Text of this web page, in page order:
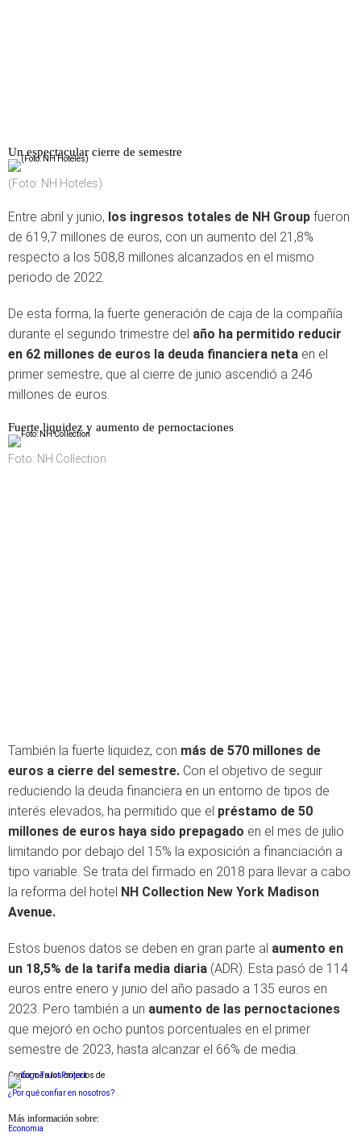
Un espectacular cierre de semestre
(Foto: NH Hoteles)
Entre abril y junio, los ingresos totales de NH Group fueron
de 619,7 millones de euros, con un aumento del 21,8%
respecto a los 508,8 millones alcanzados en el mismo
periodo de 2022.
De esta forma, la fuerte generación de caja de la compañía
durante el segundo trimestre del año ha permitido reducir
en 62 millones de euros la deuda financiera neta en el
primer semestre, que al cierre de junio ascendió a 246
millones de euros.
Fuerte liquidez y aumento de pernoctaciones
Foto: NH Collection
También la fuerte liquidez, con más de 570 millones de
euros a cierre del semestre. Con el objetivo de seguir
reduciendo la deuda financiera en un entorno de tipos de
interés elevados, ha permitido que el préstamo de 50
millones de euros haya sido prepagado en el mes de julio
limitando por debajo del 15% la exposición a financiación a
tipo variable. Se trata del firmado en 2018 para llevar a cabo
la reforma del hotel NH Collection New York Madison
Avenue.
Estos buenos datos se deben en gran parte al aumento en
un 18,5% de la tarifa media diaria (ADR). Esta pasó de 114
euros entre enero y junio del año pasado a 135 euros en
2023. Pero también a un aumento de las pernoctaciones
que mejoró en ocho puntos porcentuales en el primer
semestre de 2023, hasta alcanzar el 66% de media.
Conforme a los criterios de
¿Por qué confiar en nosotros?
Más información sobre:
Economia